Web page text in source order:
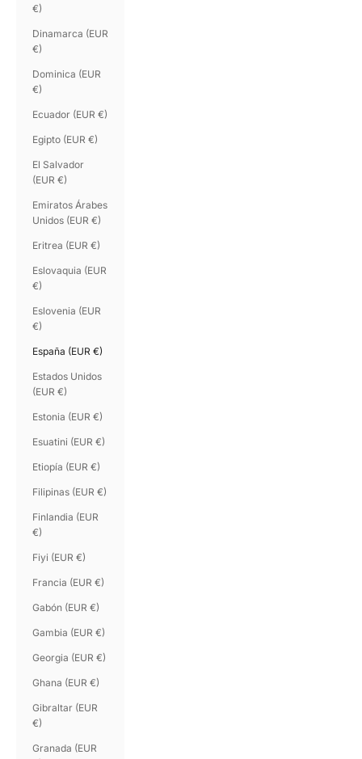
€)
Dinamarca (EUR
€)
Dominica (EUR
€)
Ecuador (EUR €)
Egipto (EUR €)
El Salvador
(EUR €)
Emiratos Árabes
Unidos (EUR €)
Eritrea (EUR €)
Eslovaquia (EUR
€)
Eslovenia (EUR
€)
España (EUR €)
Estados Unidos
(EUR €)
Estonia (EUR €)
Esuatini (EUR €)
Etiopía (EUR €)
Filipinas (EUR €)
Finlandia (EUR
€)
Fiyi (EUR €)
Francia (EUR €)
Gabón (EUR €)
Gambia (EUR €)
Georgia (EUR €)
Ghana (EUR €)
Gibraltar (EUR
€)
Granada (EUR